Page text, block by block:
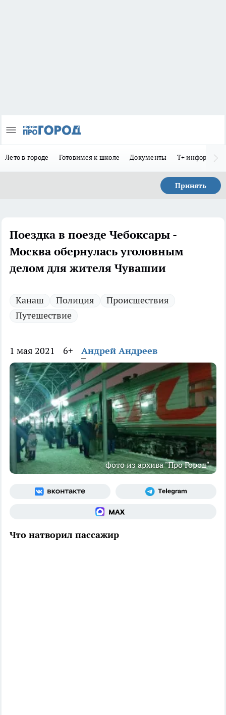
Лето в городе Готовимся к школе Документы Т+
Принять
Поездка в поезде Чебоксары -
Москва обернулась уголовным
делом для жителя Чувашии
Канаш Полиция
Происшествия
Путешествие
1 мая 2021 6+ Андрей Андреев
фото из архива "Про Город"
Что натворил пассажир